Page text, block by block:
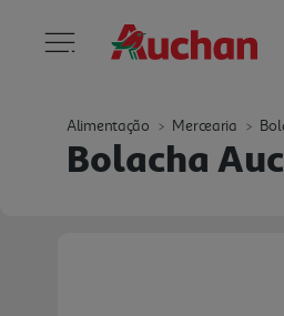
Alimentação Mercearia
Bolacha